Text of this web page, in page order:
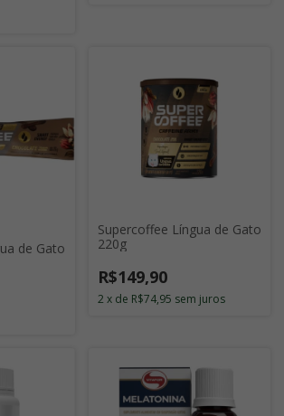
de Gato
Supercoffee Língua de Gato
220g
R$149,90
2 x de R$74,95 sem juros